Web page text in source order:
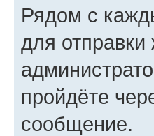
Рядом с
для
пройдёте
сообщение.